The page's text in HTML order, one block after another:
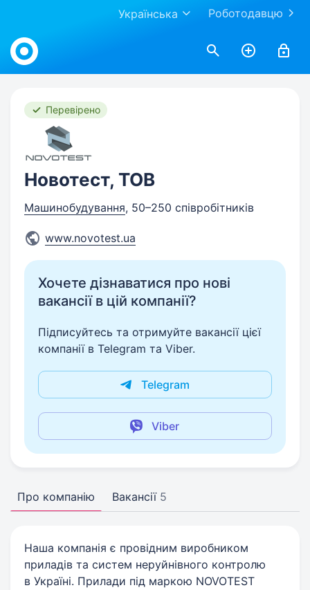
Роботодавцю
Українська
Work.ua
Перевірено
Новотест, ТОВ
Машинобудування, 50–250 співробітників
www.novotest.ua
Хочете дізнаватися про нові
вакансії в цій компанії?
Підписуйтесь та отримуйте вакансії цієї
компанії в Telegram та Viber.
Telegram
Viber
Про компанію Вакансії 5
Наша компанія є провідним виробником
приладів та систем неруйнівного контролю
в Україні. Прилади під маркою NOVOTEST